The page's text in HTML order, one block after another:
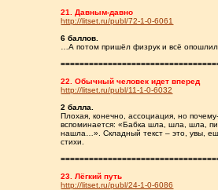
21. Давным-давно
http://litset.ru/publ/72-1-0-6061
6 баллов.
…А потом пришёл физрук и всё опошлил.
22. Обычный человек идет вперед
http://litset.ru/publ/11-1-0-6032
2 балла.
Плохая, конечно, ассоциация, но
вспоминается: «Бабка шла, шла, шла,
нашла…». Складный текст – это, увы,
стихи.
23. Лёгкий путь
http://litset.ru/publ/24-1-0-6086